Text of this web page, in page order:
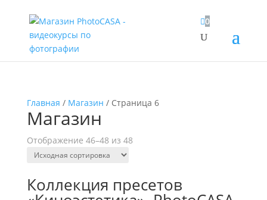
0
Главная / Магазин / Страница 6
Магазин
Отображение 46–48 из 48
Коллекция пресетов